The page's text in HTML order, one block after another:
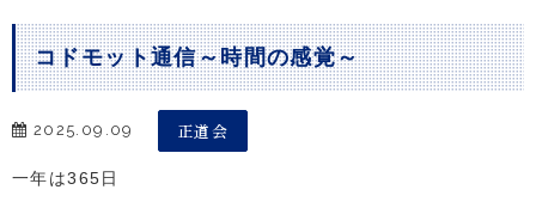
コドモット通信～時間の感覚～
2025.09.09 正道会
一年は365日